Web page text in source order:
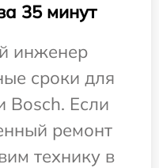
35 минут
инженер
сроки для
Bosch. Если
ремонт
технику в